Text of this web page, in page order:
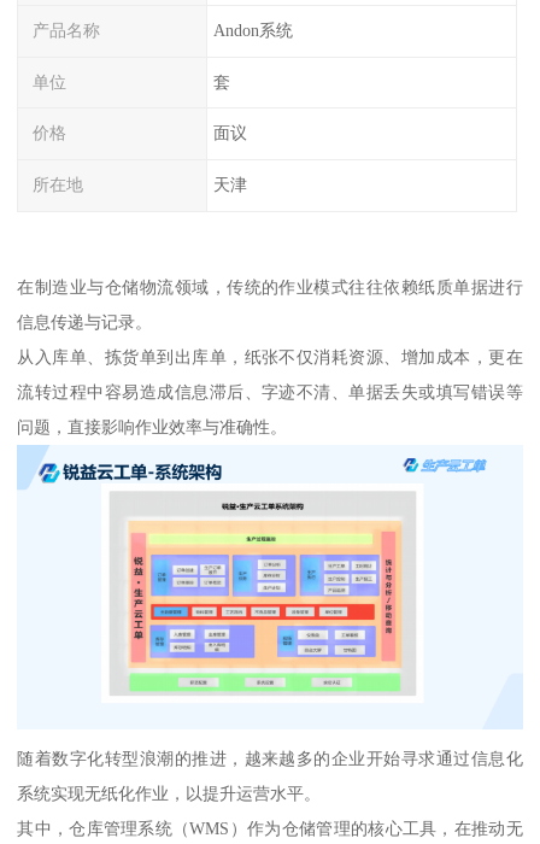
产品名称 Andon系统
单位 套
价格 面议
所在地 天津
在制造业与仓储物流领域，传统的作业模式往往依赖纸质单据进行
信息传递与记录。
从入库单、拣货单到出库单，纸张不仅消耗资源、增加成本，更在
流转过程中容易造成信息滞后、字迹不清、单据丢失或填写错误等
问题，直接影响作业效率与准确性。
随着数字化转型浪潮的推进，越来越多的企业开始寻求通过信息化
系统实现无纸化作业，以提升运营水平。
其中，仓库管理系统（WMS）作为仓储管理的核心工具，在推动无